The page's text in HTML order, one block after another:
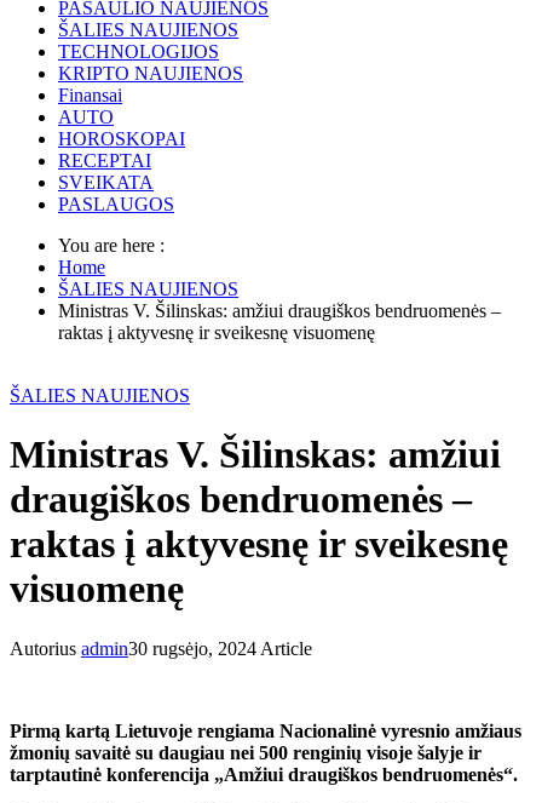
PASAULIO NAUJIENOS
ŠALIES NAUJIENOS
TECHNOLOGIJOS
KRIPTO NAUJIENOS
Finansai
AUTO
HOROSKOPAI
RECEPTAI
SVEIKATA
PASLAUGOS
You are here :
Home
ŠALIES NAUJIENOS
Ministras V. Šilinskas: amžiui draugiškos bendruomenės –
raktas į aktyvesnę ir sveikesnę visuomenę
ŠALIES NAUJIENOS
Ministras V. Šilinskas: amžiui
draugiškos bendruomenės –
raktas į aktyvesnę ir sveikesnę
visuomenę
Autorius admin30 rugsėjo, 2024 Article
Pirmą kartą Lietuvoje rengiama Nacionalinė vyresnio amžiaus
žmonių savaitė su daugiau nei 500 renginių visoje šalyje ir
tarptautinė konferencija „Amžiui draugiškos bendruomenės“.